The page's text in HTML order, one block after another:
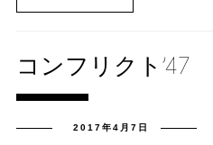
コンフリクト’47
2017年4月7日